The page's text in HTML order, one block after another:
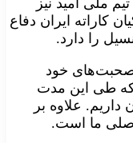
ملی امید نیز
کاراته ایران دفاع
را دارد.
صحبت‌های خود
که طی این مدت
علاوه بر
ما است.